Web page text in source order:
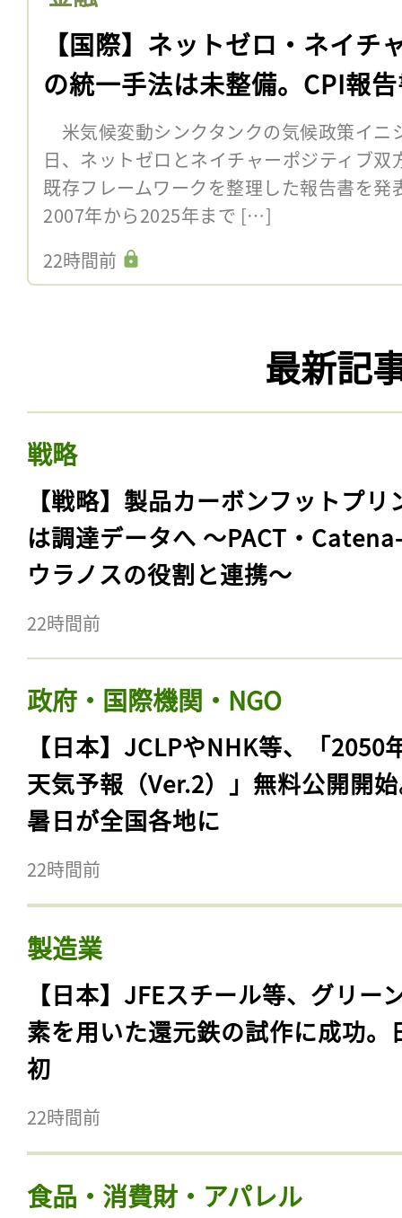
【国際】ネットゼロ・ネイチ
の統一手法は未整備。CPI報
米気候変動シンクタンクの気候政策イニ
日、ネットゼロとネイチャーポジティブ
既存フレームワークを整理した報告書を
2007年から2025年まで […]
22時間前
最新記
戦略
【戦略】製品カーボンフットプリ
は調達データへ 〜PACT・
ウラノスの役割と連携〜
22時間前
政府・国際機関・NGO
【日本】JCLPやNHK等、「2050
天気予報（Ver.2）」無料公開開
暑日が全国各地に
22時間前
製造業
【日本】JFEスチール等、グリー
素を用いた還元鉄の試作に成功。
初
22時間前
食品・消費財・アパレル